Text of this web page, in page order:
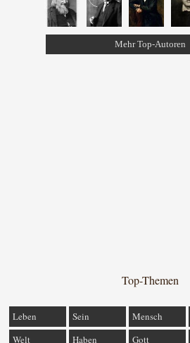
Mehr Top-Autoren
Top-Themen
Leben Sein Mensch
Welt
Haben Gott